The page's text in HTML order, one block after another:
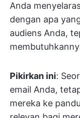
Anda
dengan apa
audiens Anda,
Pikirkan ini:
email Anda,
mereka ke